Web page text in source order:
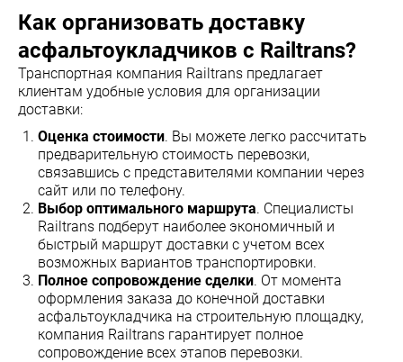
Как организовать доставку
асфальтоукладчиков с Railtrans?
Транспортная компания Railtrans предлагает
клиентам удобные условия для организации
доставки:
Оценка стоимости. Вы можете легко рассчитать
предварительную стоимость перевозки,
связавшись с представителями компании через
сайт или по телефону.
Выбор оптимального маршрута. Специалисты
Railtrans подберут наиболее экономичный и
быстрый маршрут доставки с учетом всех
возможных вариантов транспортировки.
Полное сопровождение сделки. От момента
оформления заказа до конечной доставки
асфальтоукладчика на строительную площадку,
компания Railtrans гарантирует полное
сопровождение всех этапов перевозки.